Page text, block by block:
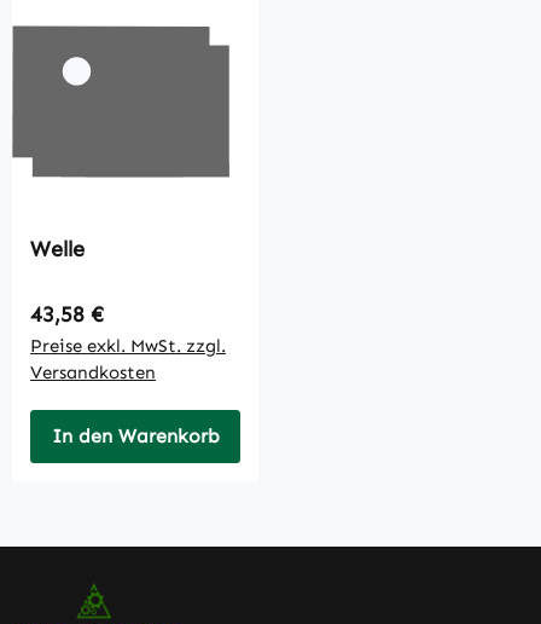
Welle
Regulärer Preis:
43,58 €
Preise exkl. MwSt. zzgl.
Versandkosten
In den Warenkorb